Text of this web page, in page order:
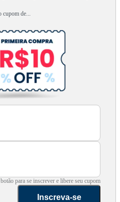
cupom de...
para se inscrever e libere seu cupom
Inscreva-se